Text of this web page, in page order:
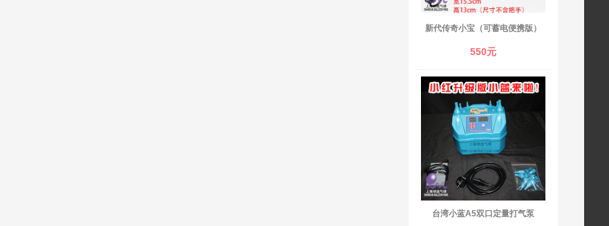
新代传奇小宝（可蓄电便携版）
550元
台湾小蓝A5双口定量打气泵